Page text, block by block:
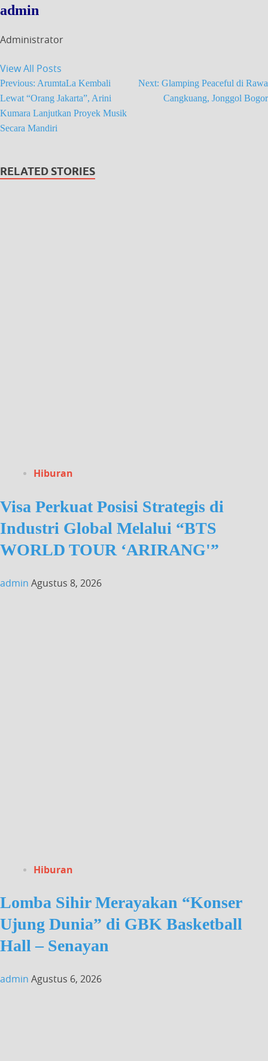
admin
Administrator
View All Posts
Previous: ArumtaLa Kembali
Lewat “Orang Jakarta”, Arini
Kumara Lanjutkan Proyek Musik
Secara Mandiri
Next: Glamping Peaceful di Rawa
Cangkuang, Jonggol Bogor
RELATED STORIES
Hiburan
Visa Perkuat Posisi Strategis di
Industri Global Melalui “BTS
WORLD TOUR ‘ARIRANG'”
admin Agustus 8, 2026
Hiburan
Lomba Sihir Merayakan “Konser
Ujung Dunia” di GBK Basketball
Hall – Senayan
admin Agustus 6, 2026